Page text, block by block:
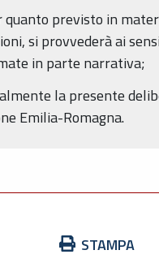
quanto previsto in
si provvederà ai
in parte narrativa;
la presente
Emilia-Romagna.
STAMPA